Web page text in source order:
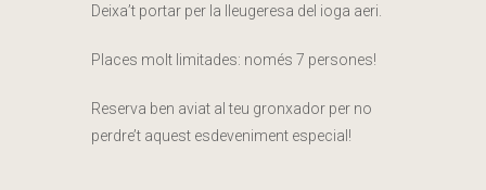
Deixa’t portar per la lleugeresa del ioga aeri.
Places molt limitades: només 7 persones!
Reserva ben aviat al teu gronxador per no
perdre’t aquest esdeveniment especial!